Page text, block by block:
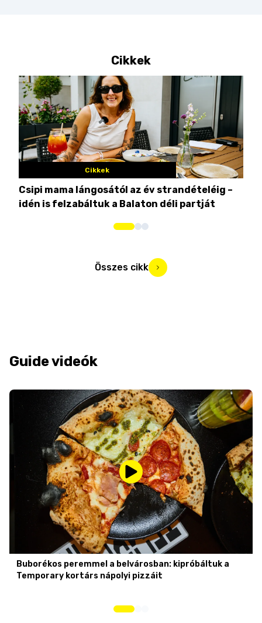
Cikkek
Cikkek
Csipi mama lángosától az év strandételéig –
idén is felzabáltuk a Balaton déli partját
Összes cikk
Guide videók
Buborékos peremmel a belvárosban: kipróbáltuk a
Temporary kortárs nápolyi pizzáit